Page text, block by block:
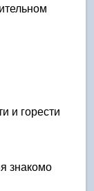
и горести
знакомо